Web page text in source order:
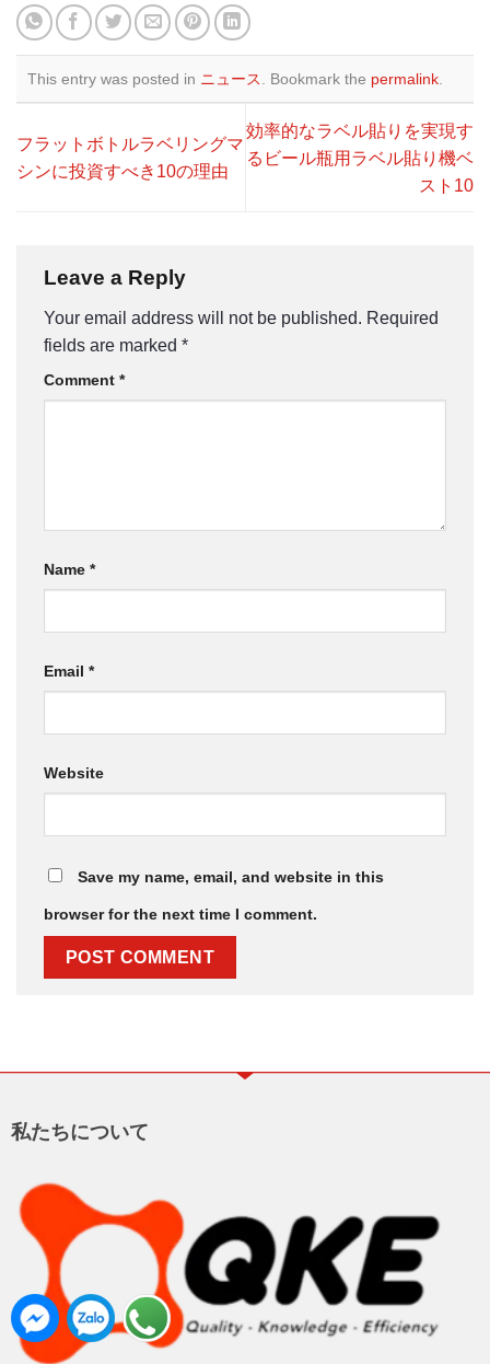
This entry was posted in ニュース. Bookmark the permalink.
フラットボトルラベリングマ
シンに投資すべき10の理由
効率的なラベル貼りを実現す
るビール瓶用ラベル貼り機ベ
スト10
Leave a Reply
Your email address will not be published. Required
fields are marked *
Comment *
Name *
Email *
Website
Save my name, email, and website in this
browser for the next time I comment.
私たちについて